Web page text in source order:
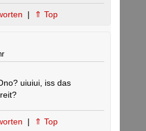
| ⇑ Top
uiuiui, iss das
| ⇑ Top